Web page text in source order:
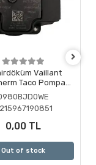
Vaillant
Taco Pompa
( Revizyonlu )
0,00 TL
Out of stock